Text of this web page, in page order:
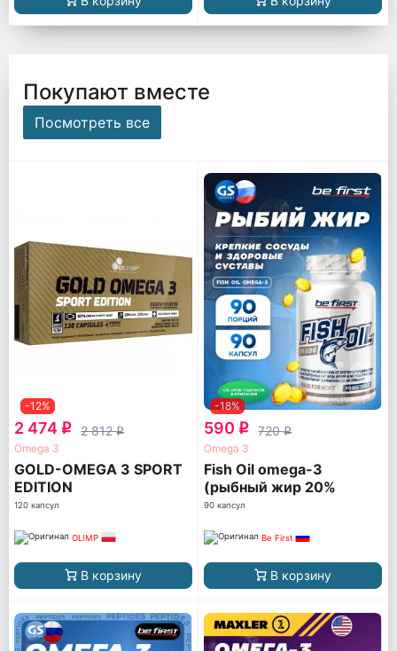
Покупают вместе
Посмотреть все
-12%
2 474 q 2 812q
Omega 3
GOLD-OMEGA 3 SPORT
EDITION
120 капсул
OLIMP
В корзину
-18%
590 q 720q
Omega 3
Fish Oil omega-3
(рыбный жир 20%
ПНЖК)
90 капсул
Be First
В корзину